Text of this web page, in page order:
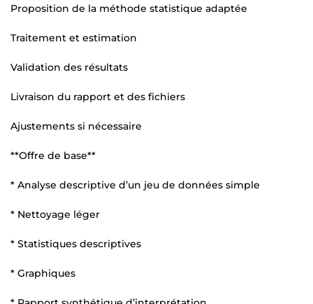
Proposition de la méthode statistique adaptée
Traitement et estimation
Validation des résultats
Livraison du rapport et des fichiers
Ajustements si nécessaire
**Offre de base**
* Analyse descriptive d’un jeu de données simple
* Nettoyage léger
* Statistiques descriptives
* Graphiques